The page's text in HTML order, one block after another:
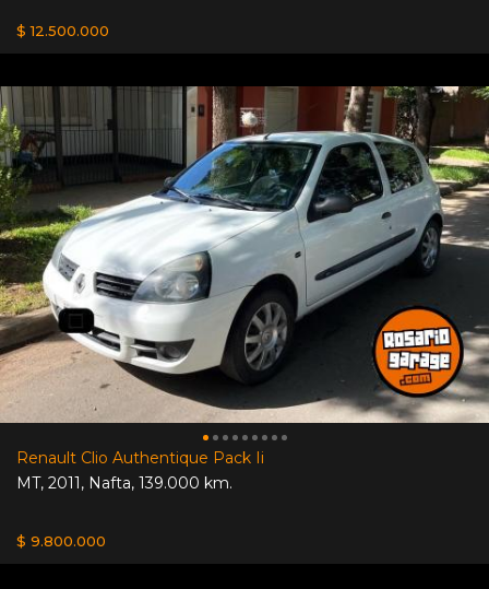
$ 12.500.000
Renault Clio Authentique Pack Ii
MT, 2011, Nafta, 139.000 km.
$ 9.800.000